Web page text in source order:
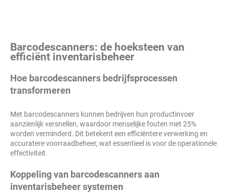
Barcodescanners: de hoeksteen van
efficiënt inventarisbeheer
Hoe barcodescanners bedrijfsprocessen
transformeren
Met barcodescanners kunnen bedrijven hun productinvoer
aanzienlijk versnellen, waardoor menselijke fouten met 25%
worden verminderd. Dit betekent een efficiëntere verwerking en
accuratere voorraadbeheer, wat essentieel is voor de operationele
effectiviteit.
Koppeling van barcodescanners aan
inventarisbeheer systemen